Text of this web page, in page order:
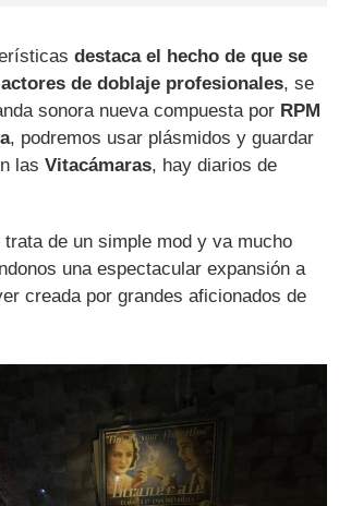
destaca el hecho de que se
de doblaje profesionales, se
sonora nueva compuesta por RPM
, podremos usar plásmidos y guardar
lasVitacámaras, hay diarios de
de un simple mod y va mucho
una espectacular expansión a
creada por grandes aficionados de